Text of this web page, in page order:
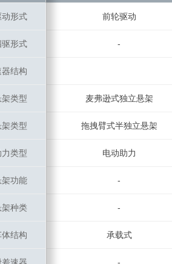
动形式 前轮驱动
驱形式 -
结构
架类型 麦弗逊式独立悬架
架类型 拖拽臂式半独立悬架
力类型 电动助力
架功能 -
架种类 -
体结构 承载式
动形式
驱形式
结构
类型
架类型
力类型
功能
种类
体结构